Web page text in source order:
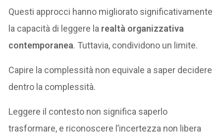
Questi approcci hanno migliorato significativamente
la capacità di leggere la realtà organizzativa
contemporanea. Tuttavia, condividono un limite.
Capire la complessità non equivale a saper decidere
dentro la complessità.
Leggere il contesto non significa saperlo
trasformare, e riconoscere l’incertezza non libera